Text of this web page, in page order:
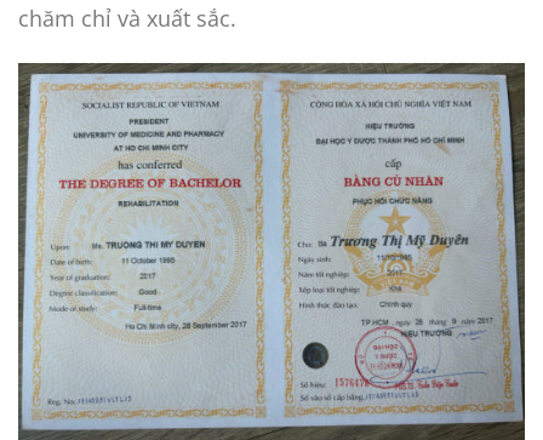
chăm chỉ và xuất sắc.